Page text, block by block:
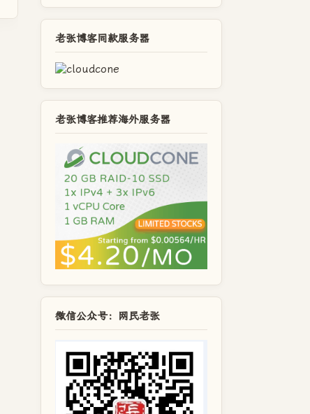
老张博客同款服务器
老张博客推荐海外服务器
微信公众号：网民老张